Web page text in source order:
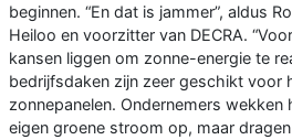
beginnen. “En dat is jammer”, aldus
Heiloo en voorzitter van DECRA.
kansen liggen om zonne-energie te
bedrijfsdaken zijn zeer geschikt voor
zonnepanelen. Ondernemers wekken
eigen groene stroom op, maar